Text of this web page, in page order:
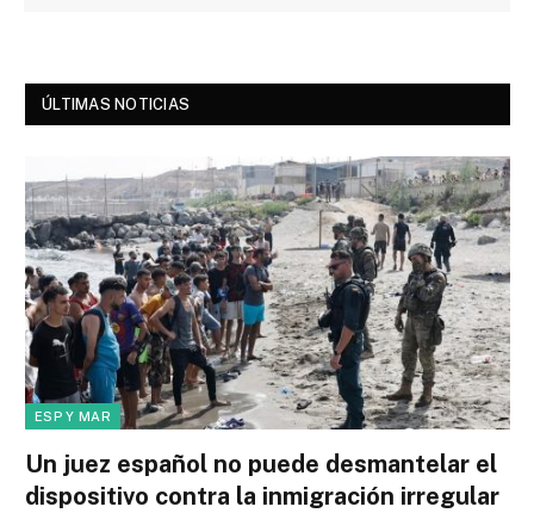
ÚLTIMAS NOTICIAS
ESP Y MAR
Un juez español no puede desmantelar el
dispositivo contra la inmigración irregular